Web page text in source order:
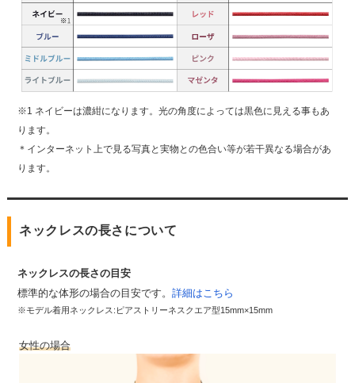
※1 ネイビーは濃紺になります。光の角度によっては黒色に見える事もあ
ります。
＊インターネット上で見る写真と実物との色合い等が若干異なる場合があ
ります。
ネックレスの長さについて
ネックレスの長さの目安
標準的な体形の場合の目安です。 詳細はこちら
※モデル着用ネックレス:ピアストリーネスクエア型15mm×15mm
女性の場合